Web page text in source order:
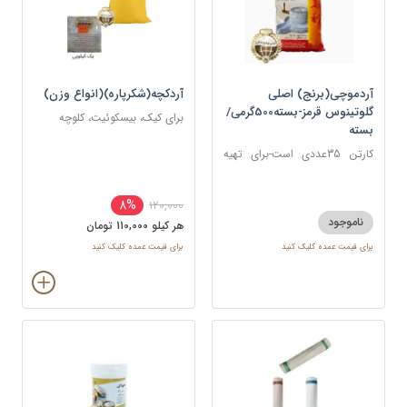
آردموچی(برنج) اصلی
گلوتینوس قرمز-بسته500گرمی/
بسته
کارتن 35عددی است-برای تهیه
ناموجود
برای قیمت عمده کلیک کنید
آردکچه(شکرپاره)(انواع وزن)
برای کیک، بیسکوئیت، کلوچه
120,000
8%
هر کيلو 110,000 تومان
برای قیمت عمده کلیک کنید